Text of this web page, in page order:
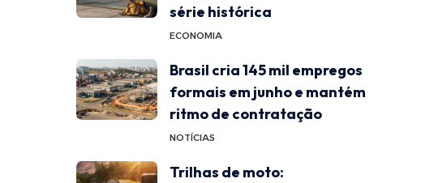
série histórica
ECONOMIA
Brasil cria 145 mil empregos
formais em junho e mantém
ritmo de contratação
NOTÍCIAS
Trilhas de moto: